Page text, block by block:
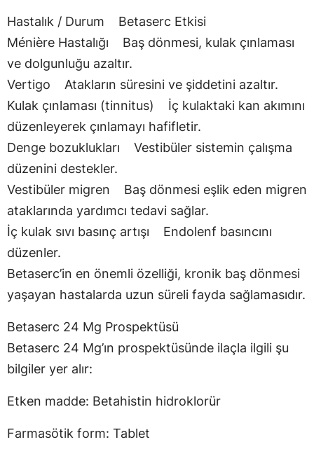
Hastalık / Durum Betaserc Etkisi
Ménière Hastalığı Baş dönmesi, kulak çınlaması
ve dolgunluğu azaltır.
Vertigo Atakların süresini ve şiddetini azaltır.
Kulak çınlaması (tinnitus) İç kulaktaki kan akımını
düzenleyerek çınlamayı hafifletir.
Denge bozuklukları Vestibüler sistemin çalışma
düzenini destekler.
Vestibüler migren Baş dönmesi eşlik eden migren
ataklarında yardımcı tedavi sağlar.
İç kulak sıvı basınç artışı Endolenf basıncını
düzenler.
Betaserc’in en önemli özelliği, kronik baş dönmesi
yaşayan hastalarda uzun süreli fayda sağlamasıdır.
Betaserc 24 Mg Prospektüsü
Betaserc 24 Mg’ın prospektüsünde ilaçla ilgili şu
bilgiler yer alır:
Etken madde: Betahistin hidroklorür
Farmasötik form: Tablet